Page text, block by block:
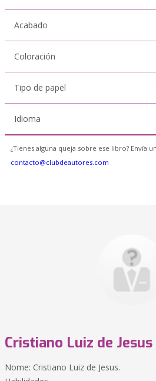
Acabado
Coloración
Tipo de papel
Idioma
¿Tienes alguna queja sobre ese libro? Envía
contacto@clubdeautores.com
Cristiano Luiz de Jesus
Nome: Cristiano Luiz de Jesus.